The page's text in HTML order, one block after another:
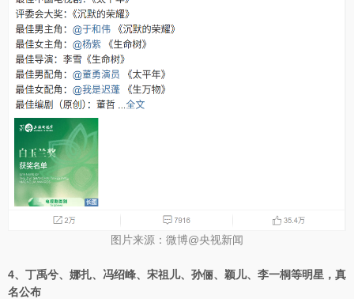
图片来源：微博@央视新闻
4、丁禹兮、娜扎、冯绍峰、宋祖儿、孙俪、颖儿、李一桐等明星，真
名公布